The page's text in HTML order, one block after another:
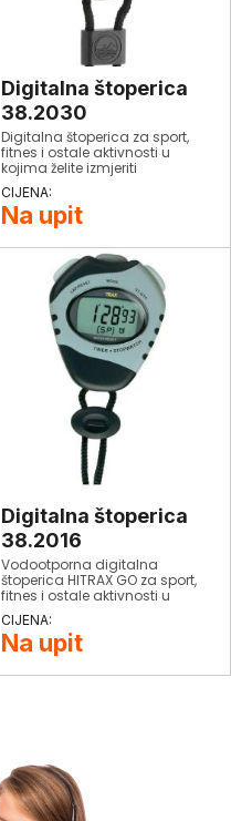
Digitalna štoperica
38.2030
Digitalna štoperica za sport,
fitnes i ostale aktivnosti u
kojima želite izmjeriti
vremenska razdoblja.
Jednostavno i praktično
rukovanje.
Na upit
Digitalna štoperica
38.2016
Vodootporna digitalna
štoperica HITRAX GO za sport,
fitnes i ostale aktivnosti u
kojima želite izmjeriti
vremenska razdoblja.
Jednostavno i praktično
rukovanje. Sa funkcijom
dvostrukog vremena.
Na upit